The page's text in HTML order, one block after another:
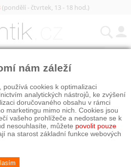
(pondělí - čtvrtek, 13 - 18 hod.)
nám záleží
používá cookies k optimalizaci
analytických nástrojů, ke zvýšení
doručovaného obsahu v rámci
marketingu mimo nich. Cookies jsou
vašeho prohlížeče a nedostane se k
nesouhlasíte, můžete povolit pouze
na starost základní funkce webových